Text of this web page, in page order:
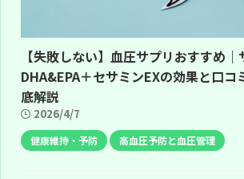
【失敗しない】血圧サプリおすすめ｜
DHA&EPA＋セサミンEXの効果と口コ
底解説
2026/4/7
健康維持・予防 高血圧予防と血圧管理